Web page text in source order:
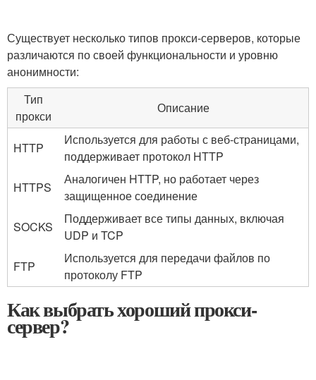
Существует несколько типов прокси-серверов, которые
различаются по своей функциональности и уровню
анонимности:
Тип
прокси
Описание
HTTP
Используется для работы с веб-страницами,
поддерживает протокол HTTP
HTTPS
Аналогичен HTTP, но работает через
защищенное соединение
SOCKS
Поддерживает все типы данных, включая
UDP и TCP
FTP
Используется для передачи файлов по
протоколу FTP
Как выбрать хороший прокси-
сервер?